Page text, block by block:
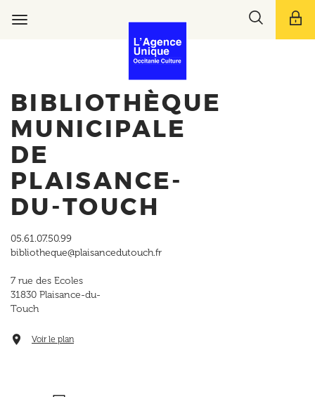
Toggle
BIBLIOTHÈQUE
MUNICIPALE
DE
PLAISANCE-
DU-TOUCH
05.61.07.50.99
bibliotheque@plaisancedutouch.fr
7 rue des Ecoles
31830 Plaisance-du-
Touch
Voir le plan